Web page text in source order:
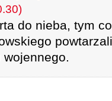
do nieba, tym
wojennego.